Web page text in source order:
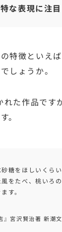
な表現に注目
特徴といえ
しょうか。
た作品です
。
糖をほしいくら
をたべ、桃いろ
す。
』宮沢賢治著 新